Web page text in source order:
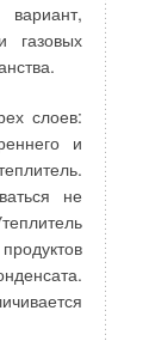
газовых
слоев:
и
не
полезен?